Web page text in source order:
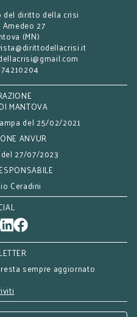
diritto della crisi
27
(MN)
MANTOVA
del 25/02/2021
ANVUR
27/07/2023
Ceradini
sempre aggiornato